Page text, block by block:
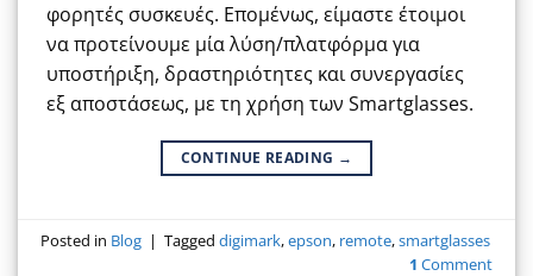
φορητές συσκευές. Επομένως, είμαστε έτοιμοι
να προτείνουμε μία λύση/πλατφόρμα για
υποστήριξη, δραστηριότητες και συνεργασίες
εξ αποστάσεως, με τη χρήση των Smartglasses.
CONTINUE READING →
Posted in Blog | Taggeddigimark,epson, remote,smartglasses
1 Comment